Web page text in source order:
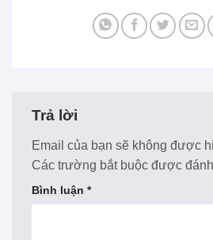
Trả lời
Email của bạn sẽ không được
Các trường bắt buộc được
Bình luận *